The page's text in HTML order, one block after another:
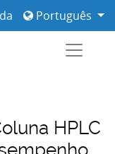
Português
HPLC